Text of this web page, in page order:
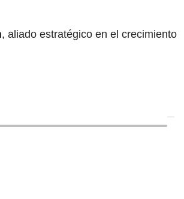
, aliado estratégico en el crecimiento